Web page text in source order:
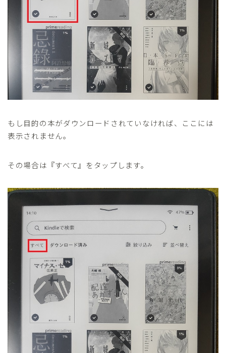
もし目的の本がダウンロードされていなければ、ここには
表示されません。
その場合は『すべて』をタップします。